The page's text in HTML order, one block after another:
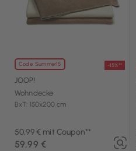
Code: Summer15 -15%**
JOOP!
Wohndecke
BxT: 150x200 cm
50,99 € mit Coupon**
59,99 €